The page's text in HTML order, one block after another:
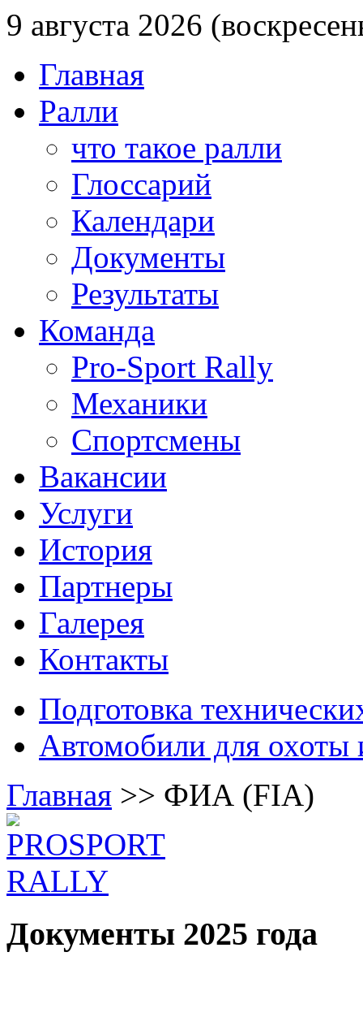
9 августа 2026
Главная
Ралли
что такое ралли
Глоссарий
Календари
Документы
Результаты
Команда
Pro-Sport Rally
Механики
Спортсмены
Вакансии
Услуги
История
Партнеры
Галерея
Контакты
Подготовка
Автомобили для охоты
Главная >> ФИА (FIA)
Документы 2025 года